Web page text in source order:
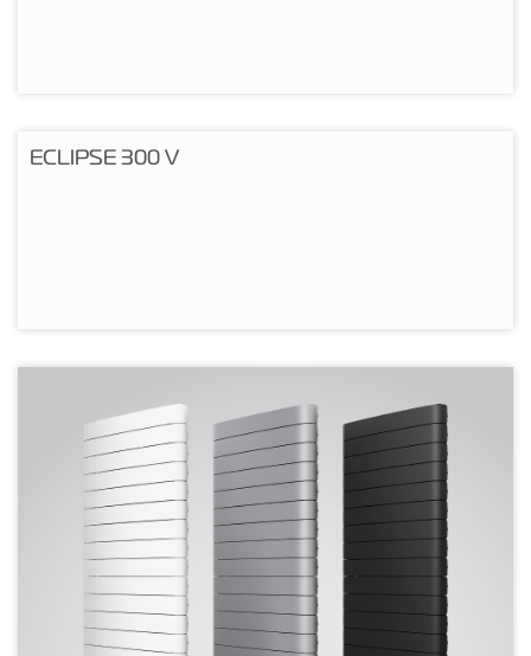
ECLIPSE 300 V